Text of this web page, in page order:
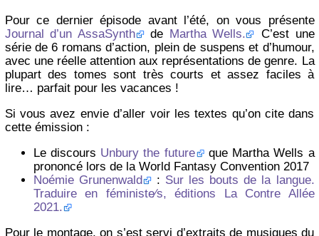
Pour ce dernier épisode avant l’été, on vous présente
Journal d’un AssaSynth
de Martha Wells.
C’est une
série de 6 romans d’action, plein de suspens et d’humour,
avec une réelle attention aux représentations de genre. La
plupart des tomes sont très courts et assez faciles à
lire… parfait pour les vacances !
Si vous avez envie d’aller voir les textes qu’on cite dans
cette émission :
Le discours Unbury the future
que Martha Wells a
prononcé lors de la World Fantasy Convention 2017
Noémie Grunenwald
: Sur les bouts de la langue.
Traduire en féministe∕s, éditions La Contre Allée
2021.
Pour le montage, on s’est servi d’extraits de musiques du